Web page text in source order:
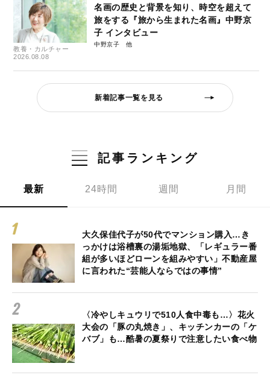
教養・カルチャー
2026.08.08
名画の歴史と背景を知り、時空を超えて
旅をする『旅から生まれた名画』中野京
子 インタビュー
中野京子
新着記事一覧を見る
記事ランキング
最新 24時間 週間 月間
大久保佳代子が50代でマンション購入…き
っかけは浴槽裏の湯垢地獄、「レギュラー番
組が多いほどローンを組みやすい」不動産屋
に言われた“芸能人ならではの事情”
〈冷やしキュウリで510人食中毒も…〉花火
大会の「豚の丸焼き」、キッチンカーの「ケ
バブ」も…酷暑の夏祭りで注意したい食べ物